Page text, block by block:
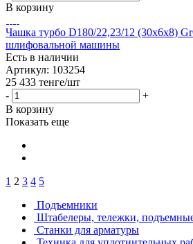
В корзину
Чашка турбо D180/22,23/12 (30x6x8)
шлифовальной машины
Есть в наличии
Артикул: 103254
25 433 тенге/шт
-
+
В корзину
Показать еще
1 2 3 4 5
Подъемники
Штабелеры, тележки,
Станки для арматуры